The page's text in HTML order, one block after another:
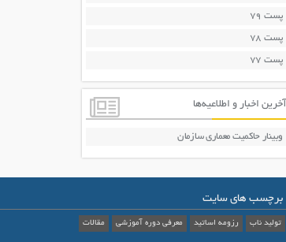
پست 79
پست 78
پست 77
آخرین اخبار و اطلاعیه‌ها
وبینار حاکمیت معماری سازمان
برچسب های سایت
تولید ناب رزومه اساتید معرفی دوره آموزشی مقالات